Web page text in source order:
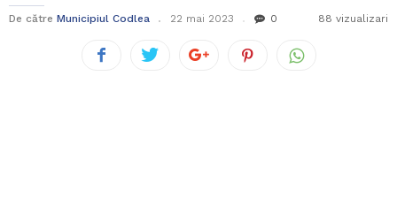
De către Municipiul Codlea 22 mai 2023 0 88 vizualizari